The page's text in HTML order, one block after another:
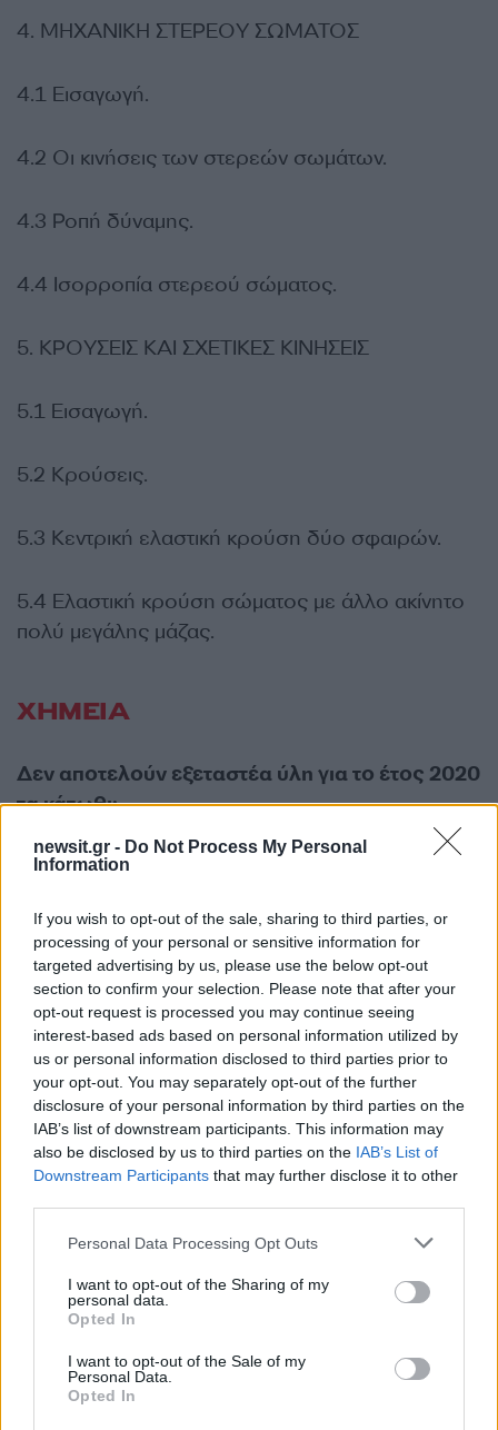
newsit.gr - Do Not Process My Personal
Information
If you wish to opt-out of the sale, sharing to third parties, or
processing of your personal or sensitive information for
targeted advertising by us, please use the below opt-out
section to confirm your selection. Please note that after your
opt-out request is processed you may continue seeing
interest-based ads based on personal information utilized by
us or personal information disclosed to third parties prior to
your opt-out. You may separately opt-out of the further
disclosure of your personal information by third parties on the
IAB’s list of downstream participants. This information may
also be disclosed by us to third parties on the IAB’s List of
Downstream Participants that may further disclose it to other
Please note that this website/app uses one or more Google
not limited to your visit or usage behaviour. You may click to
grant or deny consent to Google and its third-party tags to
use your data for below specified purposes in below Google
consent section.
Personal Data Processing Opt Outs
I want to opt-out of the Sharing of my
personal data.
Opted In
I want to opt-out of the Sale of my
Personal Data.
Opted In
4. ΜΗΧΑΝΙΚΗ ΣΤΕΡΕΟΥ ΣΩΜΑΤΟΣ
4.1 Εισαγωγή.
4.2 Οι κινήσεις των στερεών σωμάτων.
4.3 Ροπή δύναμης.
4.4 Ισορροπία στερεού σώματος.
5. ΚΡΟΥΣΕΙΣ ΚΑΙ ΣΧΕΤΙΚΕΣ ΚΙΝΗΣΕΙΣ
5.1 Εισαγωγή.
5.2 Κρούσεις.
5.3 Κεντρική ελαστική κρούση δύο σφαιρών.
5.4 Ελαστική κρούση σώματος με άλλο ακίνητο
πολύ μεγάλης μάζας.
ΧΗΜΕΙΑ
Δεν αποτελούν εξεταστέα ύλη για το έτος 2020
τα κάτωθι:
Από το βιβλίο ΧΗΜΕΙΑ – ΤΕΥΧΟΣ Β’:
Κεφάλαιο 1 «ΟΞΕΙΔΟΑΝΑΓΩΓΗ –
ΗΛΕΚΤΡΟΛΥΣΗ»
Κεφάλαιο 7 «ΟΡΓΑΝΙΚΗ ΧΗΜΕΙΑ»
Επομένως η εξεταστέα ύλη για το έτος 2020
καθορίζεται ως εξής:
ΒΙΒΛΙΑ 2019-20
ΧΗΜΕΙΑ – ΤΕΥΧΟΣ Α’ των Σ. Λιοδάκη, Δ. Γάκη,
Δ. Θεοδωρόπουλου, Αν. Κάλλη
Δ. Θεοδωρόπουλου, Αν. Κάλλη